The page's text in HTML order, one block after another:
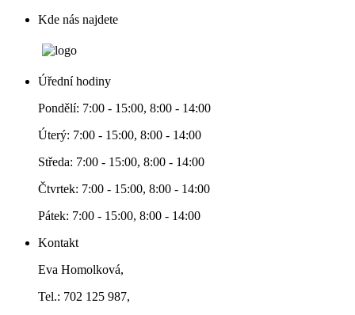
Kde nás najdete
Úřední hodiny
Pondělí: 7:00 - 15:00, 8:00 - 14:00
Úterý: 7:00 - 15:00, 8:00 - 14:00
Středa: 7:00 - 15:00, 8:00 - 14:00
Čtvrtek: 7:00 - 15:00, 8:00 - 14:00
Pátek: 7:00 - 15:00, 8:00 - 14:00
Kontakt
Eva Homolková,
Tel.: 702 125 987,